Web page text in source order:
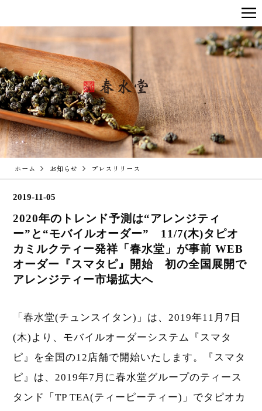
ホーム お知らせ プレスリリース
2019-11-05
2020年のトレンド予測は“アレンジティ
ー”と“モバイルオーダー” 11/7(木)タピオ
カミルクティー発祥「春水堂」が事前 WEB
オーダー『スマタピ』開始 初の全国展開で
アレンジティー市場拡大へ
「春水堂(チュンスイタン)」は、2019年11月7日
(木)より、モバイルオーダーシステム『スマタ
ピ』を全国の12店舗で開始いたします。『スマタ
ピ』は、2019年7月に春水堂グループのティース
タンド「TP TEA(ティーピーティー)」でタピオカ